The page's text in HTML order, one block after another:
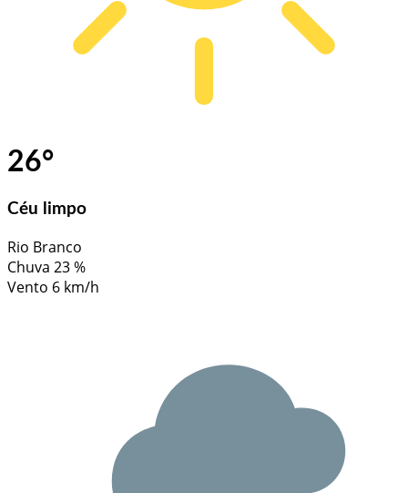
26°
Céu limpo
Rio Branco
Chuva 23 %
Vento 6 km/h